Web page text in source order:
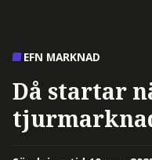
EFN MARKNAD
Då startar